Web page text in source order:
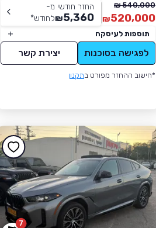
540,000 ₪
520,000
₪
החזר חודשי מ-
5,360
₪לחודש*
תוספות לעיסקה
לפגישה בסוכנות יצירת קשר
*חישוב ההחזר מפורט בתקנון
7